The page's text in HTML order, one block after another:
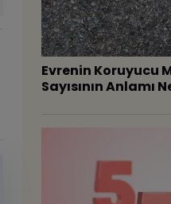
Evrenin Koruyucu
Sayısının Anlamı